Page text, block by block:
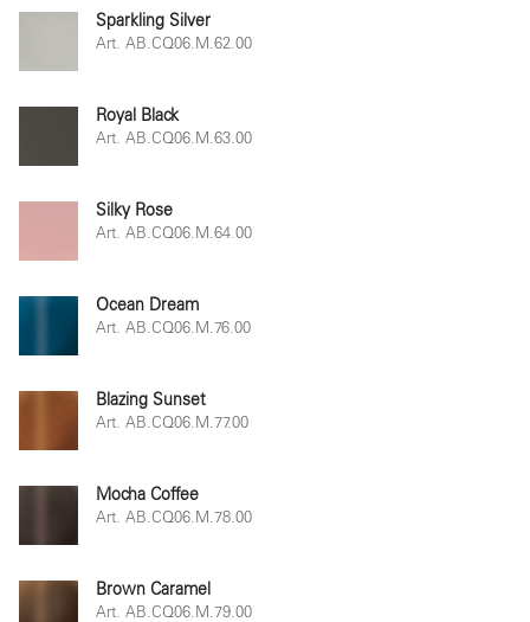
Sparkling Silver
Art. AB.CQ06.M.62.00
Royal Black
Art. AB.CQ06.M.63.00
Silky Rose
Art. AB.CQ06.M.64.00
Ocean Dream
Art. AB.CQ06.M.76.00
Blazing Sunset
Art. AB.CQ06.M.77.00
Mocha Coffee
Art. AB.CQ06.M.78.00
Brown Caramel
Art. AB.CQ06.M.79.00